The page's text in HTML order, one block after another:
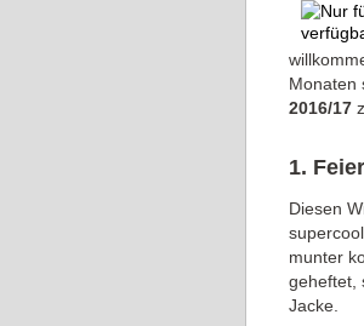
Monaten
2016/17
1.
Diesen
munter
geheftet,
Jacke.